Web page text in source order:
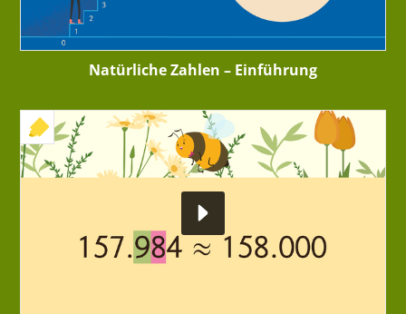
Natürliche Zahlen – Einführung
+ INTERAKTIVE ÜBUNG